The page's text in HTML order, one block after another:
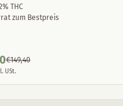
THC
zum Bestpreis
€149,40
USt.